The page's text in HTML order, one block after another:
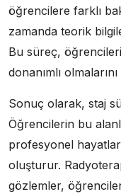
öğrencilere farklı
zamanda teorik
Bu süreç,
donanımlı
Sonuç olarak, staj
Öğrencilerin bu
profesyonel
oluşturur.
gözlemler,